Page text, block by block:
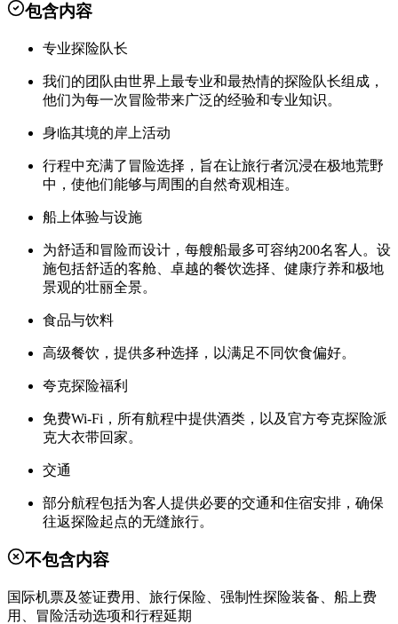
包含内容
专业探险队长
我们的团队由世界上最专业和最热情的探险队长组成，
他们为每一次冒险带来广泛的经验和专业知识。
身临其境的岸上活动
行程中充满了冒险选择，旨在让旅行者沉浸在极地荒野
中，使他们能够与周围的自然奇观相连。
船上体验与设施
为舒适和冒险而设计，每艘船最多可容纳200名客人。设
施包括舒适的客舱、卓越的餐饮选择、健康疗养和极地
景观的壮丽全景。
食品与饮料
高级餐饮，提供多种选择，以满足不同饮食偏好。
夸克探险福利
免费Wi-Fi，所有航程中提供酒类，以及官方夸克探险派
克大衣带回家。
交通
部分航程包括为客人提供必要的交通和住宿安排，确保
往返探险起点的无缝旅行。
不包含内容
国际机票及签证费用、旅行保险、强制性探险装备、船上费
用、冒险活动选项和行程延期